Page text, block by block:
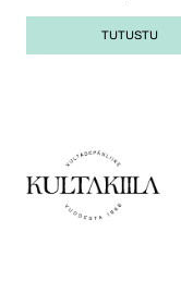
TUTUSTU